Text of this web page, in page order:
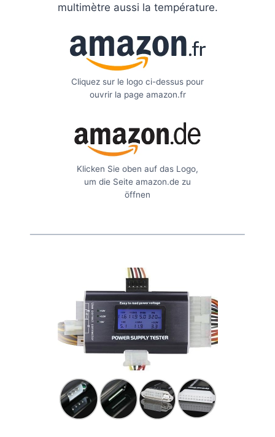
multimètre aussi la température.
Cliquez sur le logo ci-dessus pour
ouvrir la page amazon.fr
Klicken Sie oben auf das Logo,
um die Seite amazon.de zu
öffnen